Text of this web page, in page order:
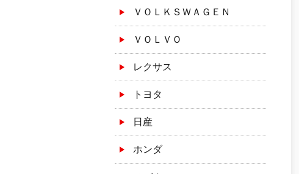
ＶＯＬＫＳＷＡＧＥＮ
ＶＯＬＶＯ
レクサス
トヨタ
日産
ホンダ